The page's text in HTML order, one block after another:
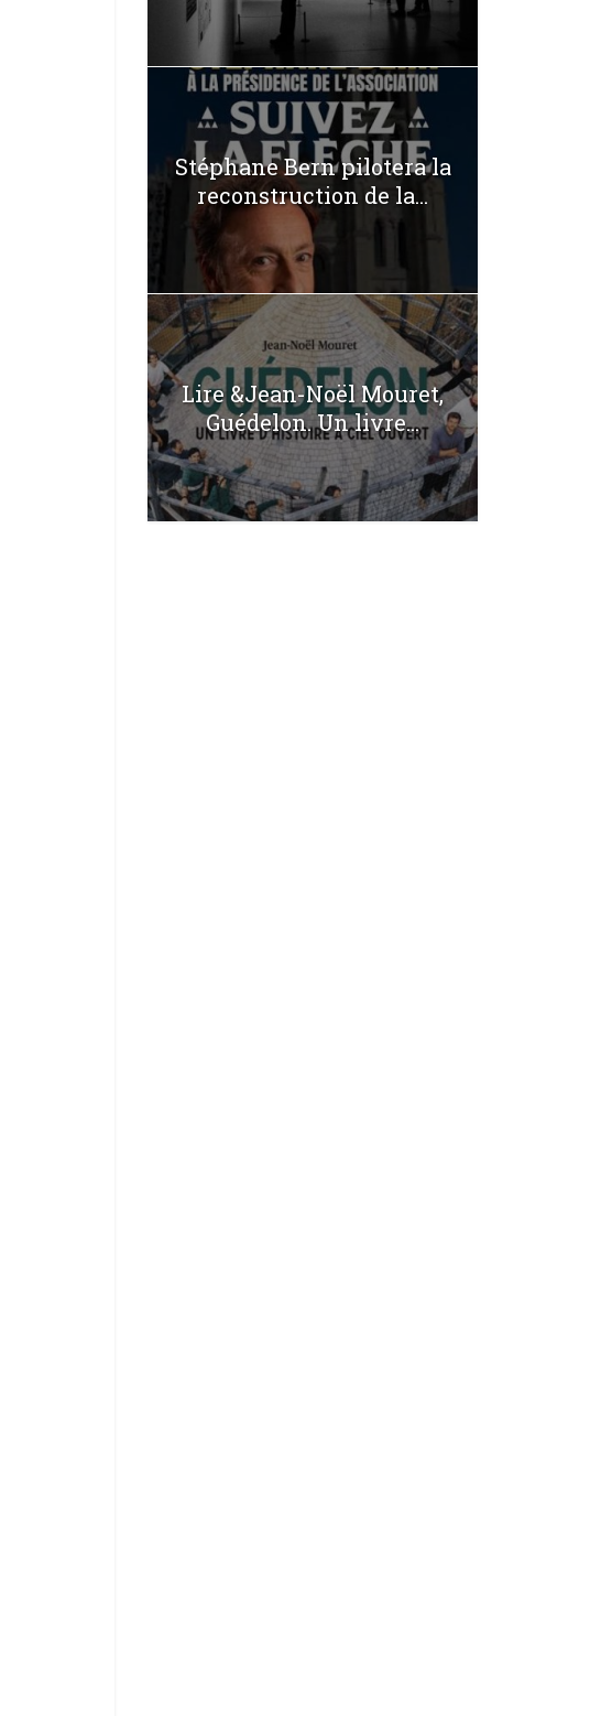
Stéphane Bern pilotera la
reconstruction de la...
Lire &Jean-Noël Mouret,
Guédelon. Un livre...